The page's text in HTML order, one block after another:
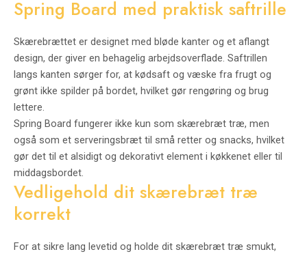
Spring Board med praktisk saftrille
Skærebrættet er designet med bløde kanter og et aflangt
design, der giver en behagelig arbejdsoverflade. Saftrillen
langs kanten sørger for, at kødsaft og væske fra frugt og
grønt ikke spilder på bordet, hvilket gør rengøring og brug
lettere.
Spring Board fungerer ikke kun som skærebræt træ, men
også som et serveringsbræt til små retter og snacks, hvilket
gør det til et alsidigt og dekorativt element i køkkenet eller til
middagsbordet.
Vedligehold dit skærebræt træ
korrekt
For at sikre lang levetid og holde dit skærebræt træ smukt,